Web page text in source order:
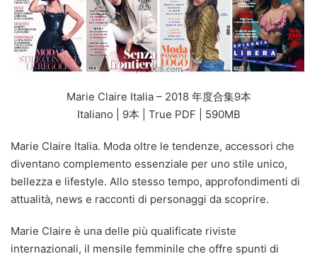
Marie Claire Italia – 2018 年度合集9本
Italiano | 9本 | True PDF | 590MB
Marie Claire Italia. Moda oltre le tendenze, accessori che
diventano complemento essenziale per uno stile unico,
bellezza e lifestyle. Allo stesso tempo, approfondimenti di
attualità, news e racconti di personaggi da scoprire.
Marie Claire è una delle più qualificate riviste
internazionali, il mensile femminile che offre spunti di